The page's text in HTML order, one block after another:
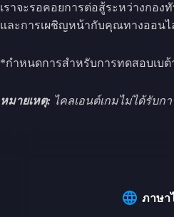
เราจะรอคอยการต่อสู้ระหว่างกอ
และการเผชิญหน้ากับคุณทางออนไ
*กำหนดการสำหรับการทดสอบเบ
หมายเหตุ: ไคลเอนต์เกมไม่ได้รับก